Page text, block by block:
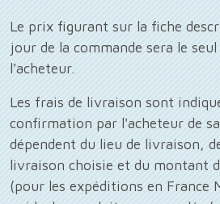
Le prix figurant sur la fiche
jour de la commande sera le
l’acheteur.
Les frais de livraison sont
confirmation par l'acheteur de
dépendent du lieu de livraison,
livraison choisie et du montant
(pour les expéditions en France